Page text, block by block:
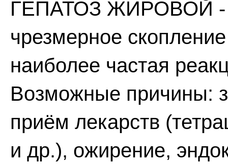
ГЕПАТОЗ ЖИРОВОЙ -
чрезмерное
наиболее частая
Возможные причины:
приём лекарств
и др.), ожирение,